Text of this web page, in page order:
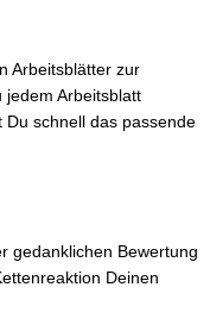
Arbeitsblätter zur
jedem Arbeitsblatt
schnell das passende
gedanklichen Bewertung
Deinen